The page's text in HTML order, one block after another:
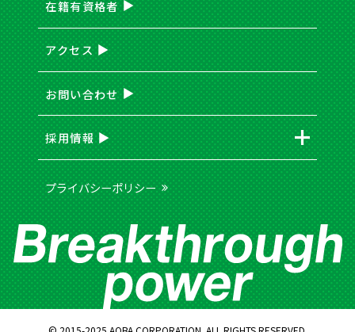
プライバシーポリシー
在籍有資格者
アクセス
お問い合わせ
採用情報